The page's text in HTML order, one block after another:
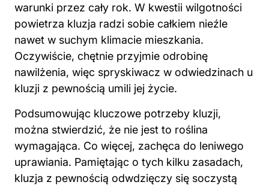
warunki przez cały rok. W kwestii wilgotności
powietrza kluzja radzi sobie całkiem nieźle
nawet w suchym klimacie mieszkania.
Oczywiście, chętnie przyjmie odrobinę
nawilżenia, więc spryskiwacz w odwiedzinach u
kluzji z pewnością umili jej życie.
Podsumowując kluczowe potrzeby kluzji,
można stwierdzić, że nie jest to roślina
wymagająca. Co więcej, zachęca do leniwego
uprawiania. Pamiętając o tych kilku zasadach,
kluzja z pewnością odwdzięczy się soczystą